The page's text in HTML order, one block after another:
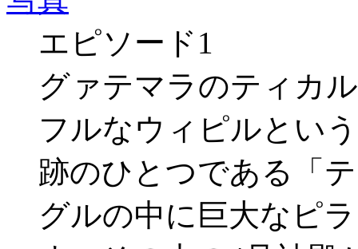
エピソード1
グァテマラのティカ
フルなウィピルとい
跡のひとつである「
グルの中に巨大なピ